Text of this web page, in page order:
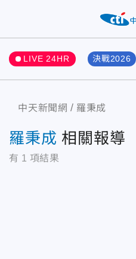
LIVE 24HR 決戰2026
中天新聞網 羅秉成
羅秉成 相關報導
有 1 項結果